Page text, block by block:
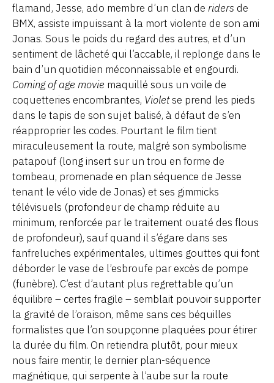
flamand, Jesse, ado membre d’un clan de riders de
BMX, assiste impuissant à la mort violente de son ami
Jonas. Sous le poids du regard des autres, et d’un
sentiment de lâcheté qui l’accable, il replonge dans le
bain d’un quotidien méconnaissable et engourdi.
Coming of age movie maquillé sous un voile de
coquetteries encombrantes, Violetse prend les pieds
dans le tapis de son sujet balisé, à défaut de s’en
réapproprier les codes. Pourtant le film tient
miraculeusement la route, malgré son symbolisme
patapouf (long insert sur un trou en forme de
tombeau, promenade en plan séquence de Jesse
tenant le vélo vide de Jonas) et ses gimmicks
télévisuels (profondeur de champ réduite au
minimum, renforcée par le traitement ouaté des flous
de profondeur), sauf quand il s’égare dans ses
fanfreluches expérimentales, ultimes gouttes qui font
déborder le vase de l’esbroufe par excès de pompe
(funèbre). C’est d’autant plus regrettable qu’un
équilibre – certes fragile – semblait pouvoir supporter
la gravité de l’oraison, même sans ces béquilles
formalistes que l’on soupçonne plaquées pour étirer
la durée du film. On retiendra plutôt, pour mieux
nous faire mentir, le dernier plan-séquence
magnétique, qui serpente à l’aube sur la route